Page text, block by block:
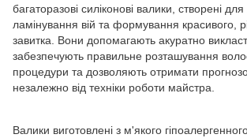
багаторазові силіконові валики, створені для
ламінування вій та формування красивого,
завитка. Вони допомагають акуратно
забезпечують правильне розташування
процедури та дозволяють отримати
незалежно від техніки роботи майстра.
Валики виготовлені з м'якого